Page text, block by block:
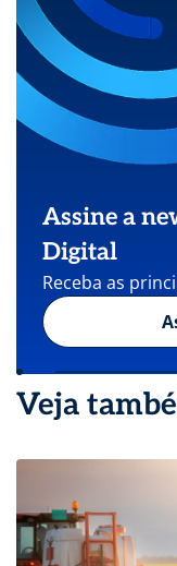
Assine a
Digital
Receba as
Veja